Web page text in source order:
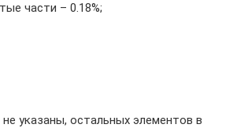
части – 0.18%;
указаны, остальных элементов в